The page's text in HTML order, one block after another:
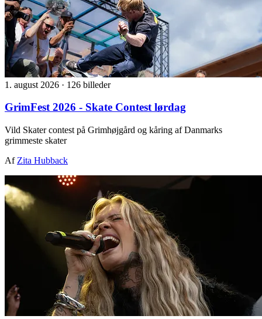
1. august 2026 · 126 billeder
GrimFest 2026 - Skate Contest lørdag
Vild Skater contest på Grimhøjgård og kåring af Danmarks
grimmeste skater
Af Zita Hubback